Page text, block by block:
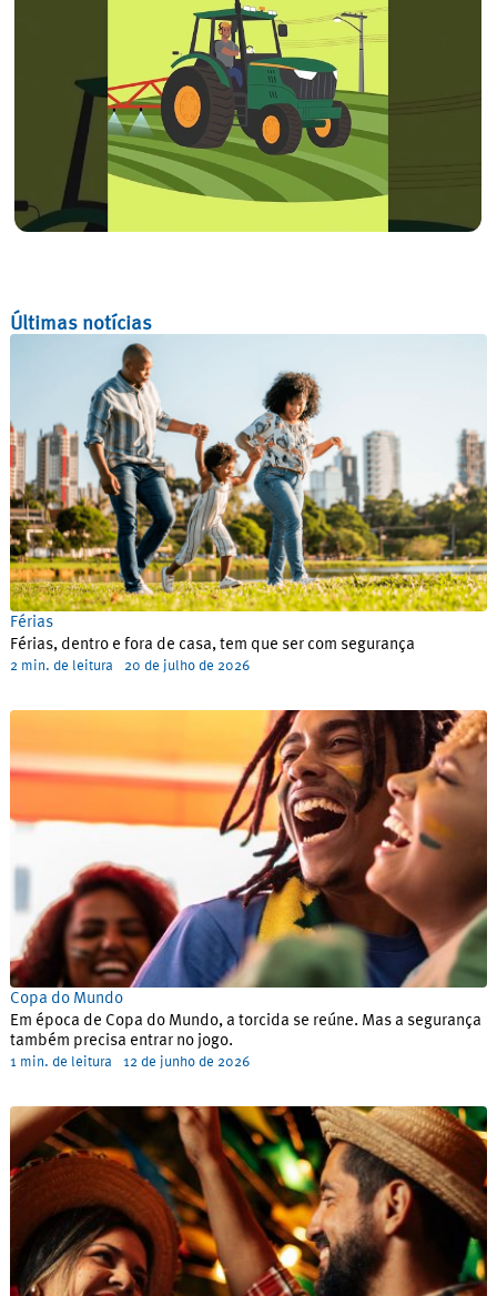
Últimas notícias
Férias
Férias, dentro e fora de casa, tem que ser com segurança
2 min. de leitura 20 de julho de 2026
Copa do Mundo
Em época de Copa do Mundo, a torcida se reúne. Mas a segurança
também precisa entrar no jogo.
1 min. de leitura 12 de junho de 2026